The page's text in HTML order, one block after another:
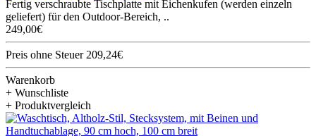
Fertig verschraubte Tischplatte mit Eichenkufen (werden einzeln
geliefert) für den Outdoor-Bereich, ..
249,00€
Preis ohne Steuer 209,24€
Warenkorb
+ Wunschliste
+ Produktvergleich